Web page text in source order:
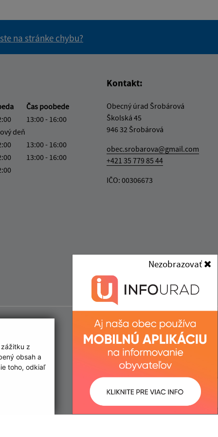
z
obsah a
toho, odkiaľ
Nezobrazovať
na stránke chybu?
Čas poobede
13:00 - 16:00
deň
13:00 - 16:00
13:00 - 16:00
Kontakt:
Obecný úrad Šrobárová
Školská 45
946 32 Šrobárová
obec.srobarova@gmail.com
+421 35 779 85 44
IČO: 00306673